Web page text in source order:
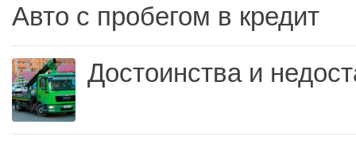
Авто с пробегом в кредит
Достоинства и